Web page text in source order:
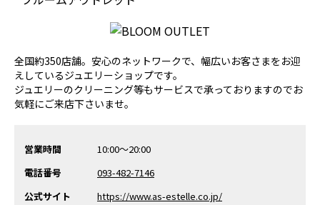
全国約350店舗。安心のネットワークで、幅広いお客さまをお迎
えしているジュエリーショップです。
ジュエリーのクリーニング等もサービスで承っておりますのでお
気軽にご来店下さいませ。
営業時間
10:00～20:00
電話番号
093-482-7146
公式サイト
https://www.as-estelle.co.jp/